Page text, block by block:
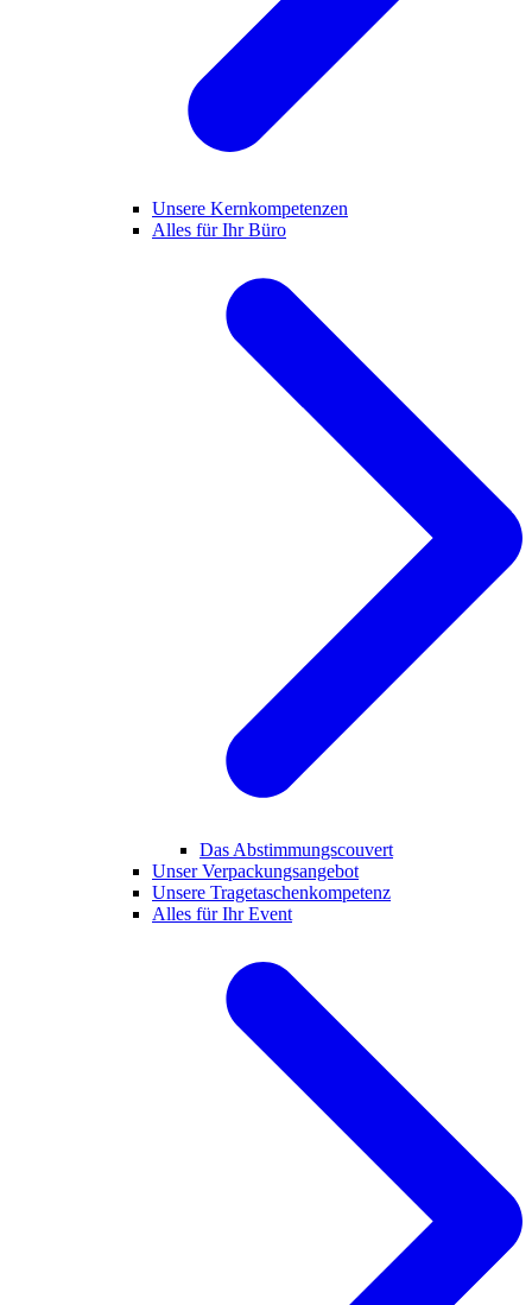
Unsere Kernkompetenzen
Alles für Ihr Büro
Das Abstimmungscouvert
Unser Verpackungsangebot
Unsere Tragetaschenkompetenz
Alles für Ihr Event